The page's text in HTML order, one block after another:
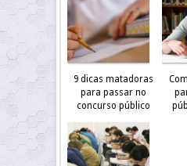
9 dicas matadoras
para passar no
concurso público